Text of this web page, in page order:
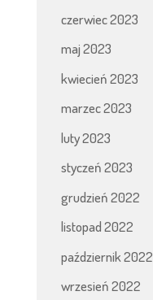
czerwiec 2023
maj 2023
kwiecień 2023
marzec 2023
luty 2023
styczeń 2023
grudzień 2022
listopad 2022
październik 2022
wrzesień 2022